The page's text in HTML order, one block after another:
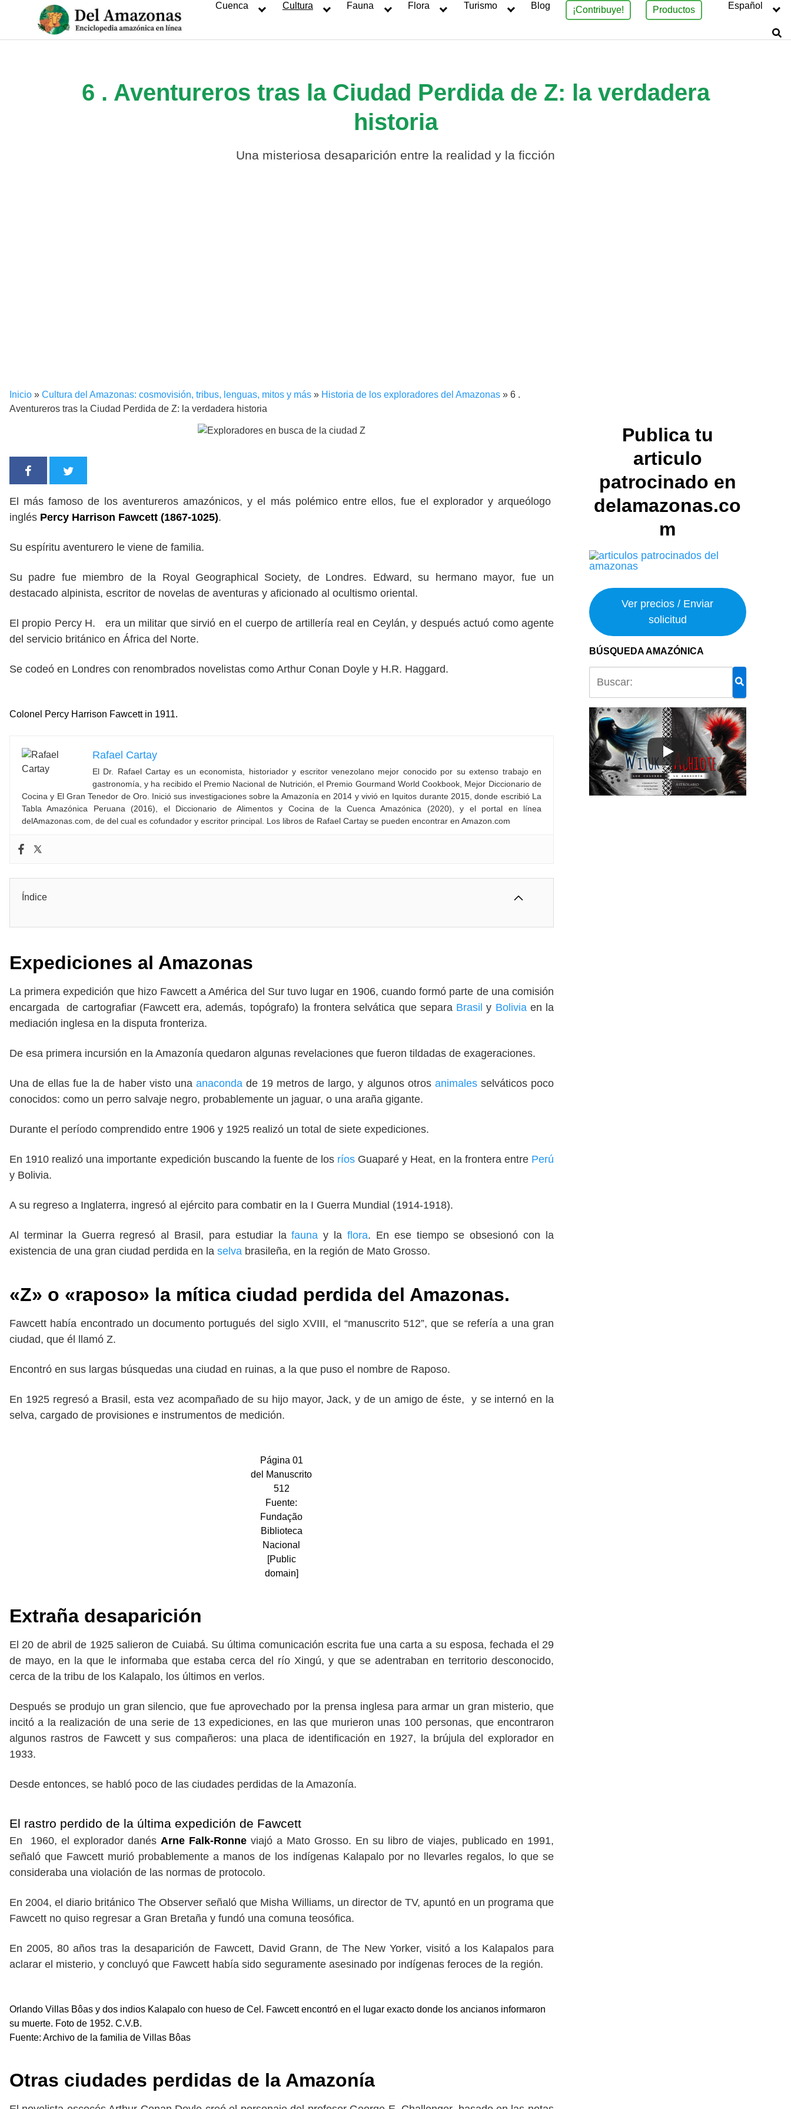
Cuenca Cultura Fauna Flora Turismo Blog ¡Contribuye! Productos Español
6 . Aventureros tras la Ciudad Perdida de Z: la verdadera
historia
Una misteriosa desaparición entre la realidad y la ficción
Inicio » Cultura del Amazonas: cosmovisión, tribus, lenguas, mitos y más » Historia de los exploradores del Amazonas » 6 .
Aventureros tras la Ciudad Perdida de Z: la verdadera historia
El más famoso de los aventureros amazónicos, y el más polémico entre ellos, fue el explorador y arqueólogo
inglés Percy Harrison Fawcett (1867-1025).
Su espíritu aventurero le viene de familia.
Su padre fue miembro de la Royal Geographical Society, de Londres. Edward, su hermano mayor, fue un
destacado alpinista, escritor de novelas de aventuras y aficionado al ocultismo oriental.
El propio Percy H. era un militar que sirvió en el cuerpo de artillería real en Ceylán, y después actuó como agente
del servicio británico en África del Norte.
Se codeó en Londres con renombrados novelistas como Arthur Conan Doyle y H.R. Haggard.
Colonel Percy Harrison Fawcett in 1911.
Rafael Cartay
El Dr. Rafael Cartay es un economista, historiador y escritor venezolano mejor conocido por su extenso trabajo en
gastronomía, y ha recibido el Premio Nacional de Nutrición, el Premio Gourmand World Cookbook, Mejor Diccionario de
Cocina y El Gran Tenedor de Oro. Inició sus investigaciones sobre la Amazonía en 2014 y vivió en Iquitos durante 2015, donde escribió La
Tabla Amazónica Peruana (2016), el Diccionario de Alimentos y Cocina de la Cuenca Amazónica (2020), y el portal en línea
delAmazonas.com, de del cual es cofundador y escritor principal. Los libros de Rafael Cartay se pueden encontrar en Amazon.com
Índice
Expediciones al Amazonas
La primera expedición que hizo Fawcett a América del Sur tuvo lugar en 1906, cuando formó parte de una comisión
encargada de cartografiar (Fawcett era, además, topógrafo) la frontera selvática que separa Brasil y Boliviaen la
mediación inglesa en la disputa fronteriza.
De esa primera incursión en la Amazonía quedaron algunas revelaciones que fueron tildadas de exageraciones.
Una de ellas fue la de haber visto una anacondade 19 metros de largo, y algunos otros animalesselváticos poco
conocidos: como un perro salvaje negro, probablemente un jaguar, o una araña gigante.
Durante el período comprendido entre 1906 y 1925 realizó un total de siete expediciones.
En 1910 realizó una importante expedición buscando la fuente de los ríos Guaparé y Heat, en la frontera entre Perú
y Bolivia.
A su regreso a Inglaterra, ingresó al ejército para combatir en la I Guerra Mundial (1914-1918).
Al terminar la Guerra regresó al Brasil, para estudiar lafaunay laflora. En ese tiempo se obsesionó con la
existencia de una gran ciudad perdida en la selva brasileña, en la región de Mato Grosso.
«Z» o «raposo» la mítica ciudad perdida del Amazonas.
Fawcett había encontrado un documento portugués del siglo XVIII, el “manuscrito 512”, que se refería a una gran
ciudad, que él llamó Z.
Encontró en sus largas búsquedas una ciudad en ruinas, a la que puso el nombre de Raposo.
En 1925 regresó a Brasil, esta vez acompañado de su hijo mayor, Jack, y de un amigo de éste, y se internó en la
selva, cargado de provisiones e instrumentos de medición.
Página 01
del Manuscrito
512
Fuente:
Fundação
Biblioteca
Nacional
[Public
domain]
Extraña desaparición
El 20 de abril de 1925 salieron de Cuiabá. Su última comunicación escrita fue una carta a su esposa, fechada el 29
de mayo, en la que le informaba que estaba cerca del río Xingú, y que se adentraban en territorio desconocido,
cerca de la tribu de los Kalapalo, los últimos en verlos.
Después se produjo un gran silencio, que fue aprovechado por la prensa inglesa para armar un gran misterio, que
incitó a la realización de una serie de 13 expediciones, en las que murieron unas 100 personas, que encontraron
algunos rastros de Fawcett y sus compañeros: una placa de identificación en 1927, la brújula del explorador en
1933.
Desde entonces, se habló poco de las ciudades perdidas de la Amazonía.
El rastro perdido de la última expedición de Fawcett
En 1960, el explorador danés Arne Falk-Ronne viajó a Mato Grosso. En su libro de viajes, publicado en 1991,
señaló que Fawcett murió probablemente a manos de los indígenas Kalapalo por no llevarles regalos, lo que se
consideraba una violación de las normas de protocolo.
En 2004, el diario británico The Observer señaló que Misha Williams, un director de TV, apuntó en un programa que
Fawcett no quiso regresar a Gran Bretaña y fundó una comuna teosófica.
En 2005, 80 años tras la desaparición de Fawcett, David Grann, de The New Yorker, visitó a los Kalapalos para
aclarar el misterio, y concluyó que Fawcett había sido seguramente asesinado por indígenas feroces de la región.
Orlando Villas Bôas y dos indios Kalapalo con hueso de Cel. Fawcett encontró en el lugar exacto donde los ancianos informaron
su muerte. Foto de 1952. C.V.B.
Fuente: Archivo de la familia de Villas Bôas
Otras ciudades perdidas de la Amazonía
Publica tu
articulo
patrocinado en
delamazonas.co
m
Ver precios / Enviar
solicitud
BÚSQUEDA AMAZÓNICA